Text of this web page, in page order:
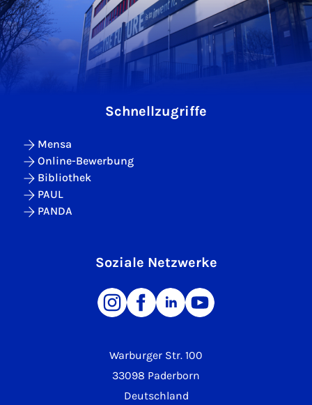
Warburger Str. 100
33098 Paderborn
Deutschland
Schnellzugriffe
Mensa
Online-Bewerbung
Bibliothek
PAUL
PANDA
Soziale Netzwerke